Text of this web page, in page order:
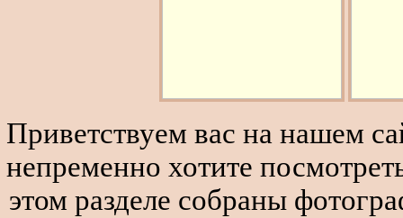
Приветствуем вас на нашем
непременно хотите
этом разделе собраны